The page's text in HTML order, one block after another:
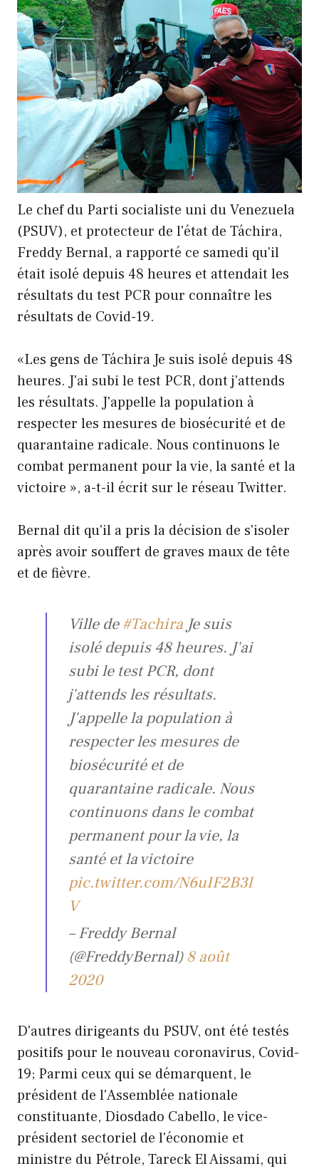
Le chef du Parti socialiste uni du Venezuela
(PSUV), et protecteur de l'état de Táchira,
Freddy Bernal, a rapporté ce samedi qu'il
était isolé depuis 48 heures et attendait les
résultats du test PCR pour connaître les
résultats de Covid-19.
«Les gens de Táchira Je suis isolé depuis 48
heures. J'ai subi le test PCR, dont j'attends
les résultats. J'appelle la population à
respecter les mesures de biosécurité et de
quarantaine radicale. Nous continuons le
combat permanent pour la vie, la santé et la
victoire », a-t-il écrit sur le réseau Twitter.
Bernal dit qu'il a pris la décision de s'isoler
après avoir souffert de graves maux de tête
et de fièvre.
Ville de #Tachira Je suis
isolé depuis 48 heures. J'ai
subi le test PCR, dont
j'attends les résultats.
J'appelle la population à
respecter les mesures de
biosécurité et de
quarantaine radicale. Nous
continuons dans le combat
permanent pour la vie, la
santé et la victoire
pic.twitter.com/N6uIF2B3l
V
– Freddy Bernal
(@FreddyBernal)8 août
2020
D'autres dirigeants du PSUV, ont été testés
positifs pour le nouveau coronavirus, Covid-
19; Parmi ceux qui se démarquent, le
président de l'Assemblée nationale
constituante, Diosdado Cabello, le vice-
président sectoriel de l'économie et
ministre du Pétrole, Tareck El Aissami, qui